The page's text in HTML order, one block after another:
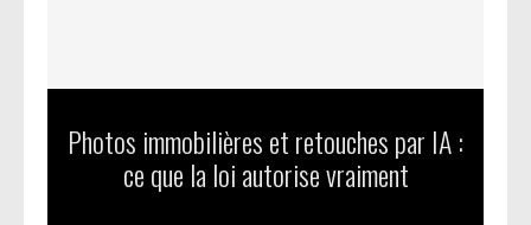
Photos immobilières et retouches par IA :
ce que la loi autorise vraiment